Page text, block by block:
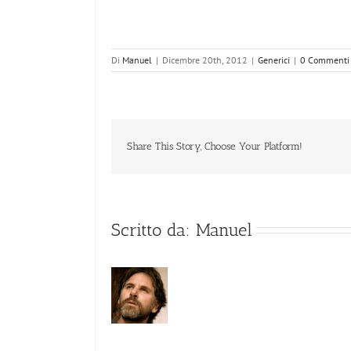
Di Manuel | Dicembre 20th, 2012 | Generici | 0 Commenti
Share This Story, Choose Your Platform!
Scritto da: Manuel